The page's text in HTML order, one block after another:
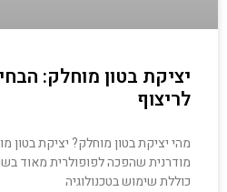
יציקת בטון מוחלק:
לריצוף
מהי יציקת בטון מוחלק? יציקת בטון
מודרנית שהפכה לפופולרית מאוד
כוללת שימוש בטכנולוגיה